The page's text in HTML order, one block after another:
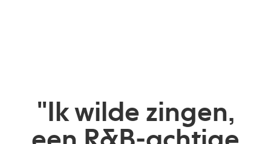
"Ik wilde zingen,